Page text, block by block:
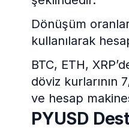
Dönüşüm
kullanılarak
BTC, ETH,
döviz kurlarının
ve hesap
PYUSD